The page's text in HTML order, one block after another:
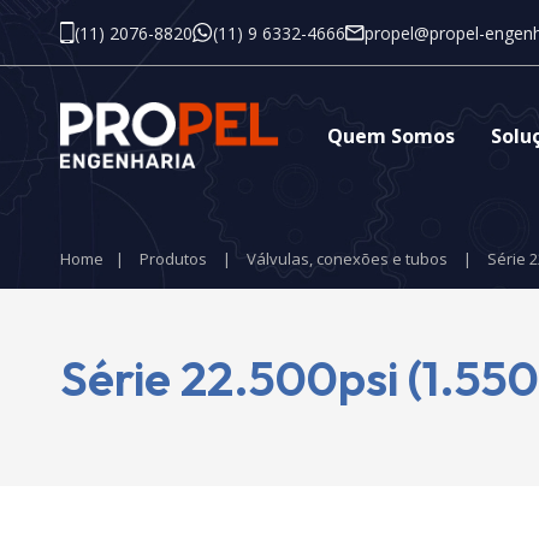
(11) 2076-8820 (11) 9 6332-4666 propel@propel-
Quem Somos
Home | Produtos | Válvulas, conexões e tubos | Série
Série 22.500psi